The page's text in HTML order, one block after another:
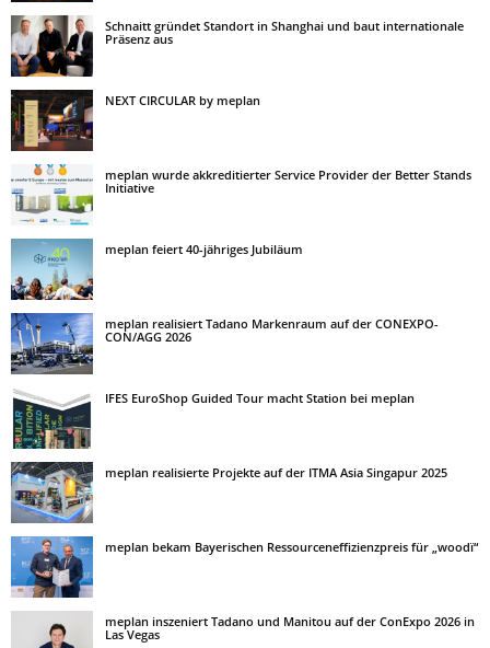
Schnaitt gründet Standort in Shanghai und baut internationale
Präsenz aus
NEXT CIRCULAR by meplan
meplan wurde akkreditierter Service Provider der Better Stands
Initiative
meplan feiert 40-jähriges Jubiläum
meplan realisiert Tadano Markenraum auf der CONEXPO-
CON/AGG 2026
IFES EuroShop Guided Tour macht Station bei meplan
meplan realisierte Projekte auf der ITMA Asia Singapur 2025
meplan bekam Bayerischen Ressourceneffizienzpreis für „woodï“
meplan inszeniert Tadano und Manitou auf der ConExpo 2026 in
Las Vegas